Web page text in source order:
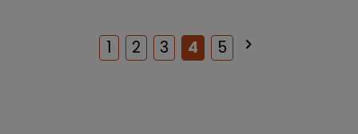
1 2 3 4 5 keyboard_arrow_right